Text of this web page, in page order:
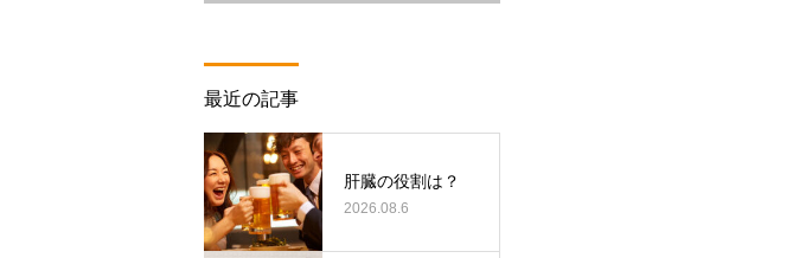
最近の記事
肝臓の役割は？
2026.08.6